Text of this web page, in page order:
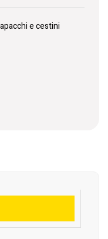
e cestini